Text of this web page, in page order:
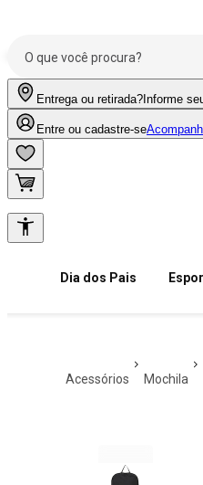
Entrega ou retirada? Informe
Entre ou cadastre-se
Dia dos Pais
acessórios mochila